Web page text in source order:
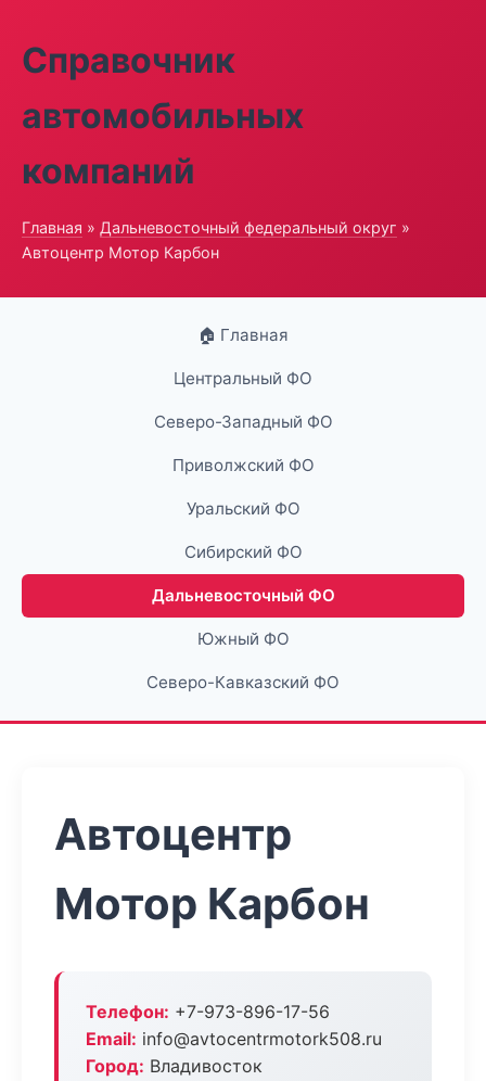
Справочник
автомобильных
компаний
Главная » Дальневосточный федеральный округ »
Автоцентр Мотор Карбон
🏠 Главная
Центральный ФО
Северо-Западный ФО
Приволжский ФО
Уральский ФО
Сибирский ФО
Дальневосточный ФО
Южный ФО
Северо-Кавказский ФО
Автоцентр
Мотор Карбон
Телефон: +7-973-896-17-56
Email: info@avtocentrmotork508.ru
Город: Владивосток